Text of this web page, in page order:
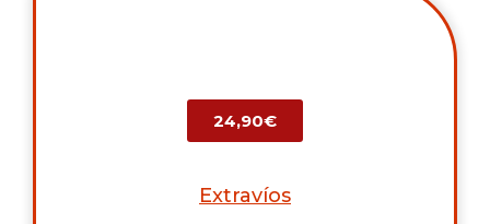
24,90€
Extravíos